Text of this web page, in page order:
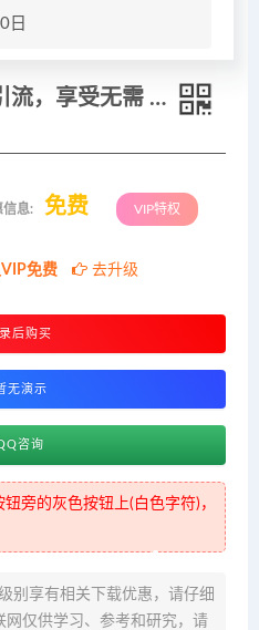
日
YouTube 自动客户引流，享受无需 247 工作的收入奇迹！【原创双语字幕】
信息: 免费 VIP特权
免费 去升级
后购买
无演示
咨询
旁的灰色按钮上(白色字符)，
别享有相关下载优惠，请仔细
仅供学习、参考和研究，请